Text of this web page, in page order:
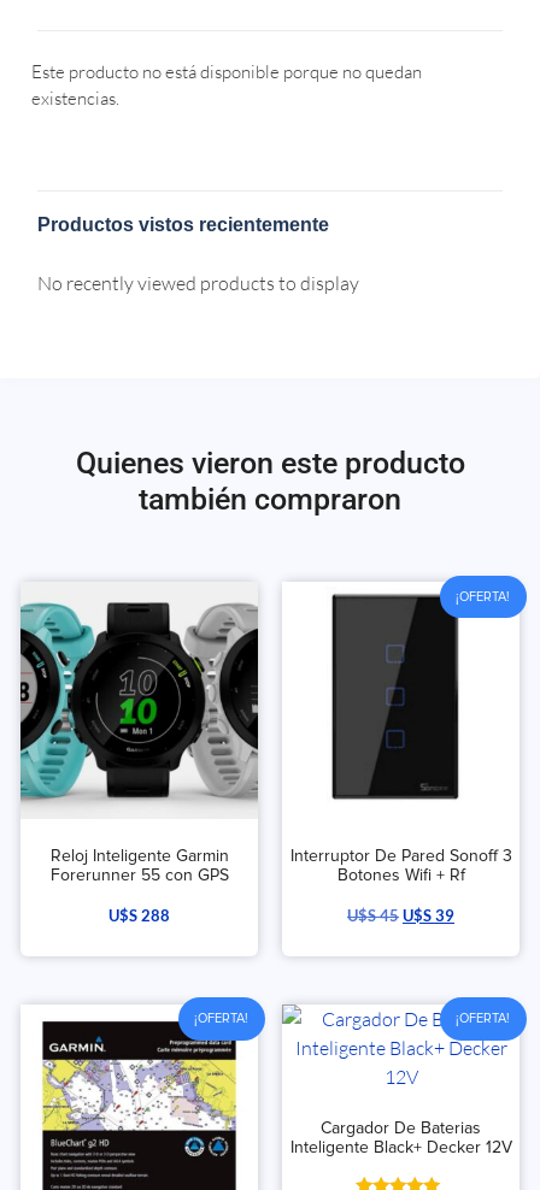
Este producto no está disponible porque no quedan
existencias.
Productos vistos recientemente
No recently viewed products to display
Quienes vieron este producto
también compraron
Reloj Inteligente Garmin
Forerunner 55 con GPS
U$S288
¡OFERTA!
Interruptor De Pared Sonoff 3
Botones Wifi + Rf
U$S45U$S39
¡OFERTA! ¡OFERTA!
Cargador De Baterias
Inteligente Black+ Decker 12V